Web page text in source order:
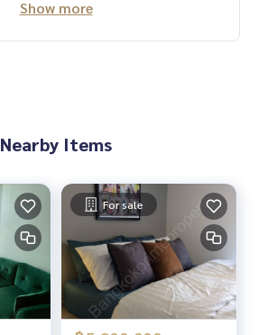
Show more
Nearby Items
For sale